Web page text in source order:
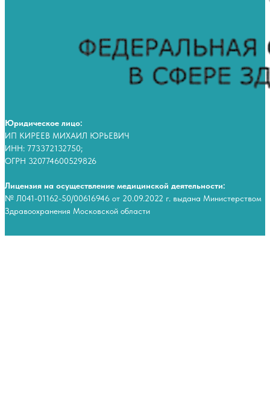
Юридическое лицо:
ИП КИРЕЕВ МИХАИЛ ЮРЬЕВИЧ
ИНН: 773372132750;
ОГРН 320774600529826
Лицензия на осуществление медицинской деятельности:
№ Л041-01162-50/00616946 от 20.09.2022 г. выдана Министерством
Здравоохранения Московской области